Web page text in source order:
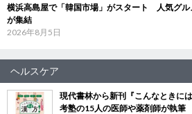
横浜高島屋で「韓国市場」がスタート 人気グル
が集結
2026年8月5日
ヘルスケア
現代書林から新刊『こんなときに
考塾の15人の医師や薬剤師が執筆